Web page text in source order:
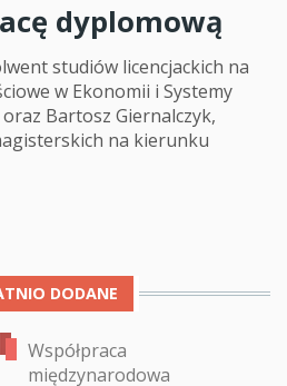
dyplomową
studiów licencjackich na
w Ekonomii i Systemy
Bartosz Giernalczyk,
na kierunku
DODANE
Współpraca
międzynarodowa